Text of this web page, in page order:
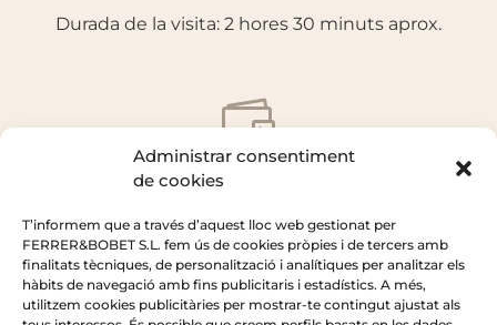
Administrar consentiment
de cookies
T’informem que a través d’aquest lloc web gestionat per
FERRER&BOBET S.L. fem ús de cookies pròpies i de tercers amb
finalitats tècniques, de personalització i analítiques per analitzar els
hàbits de navegació amb fins publicitaris i estadístics. A més,
utilitzem cookies publicitàries per mostrar-te contingut ajustat als
Durada de la visita: 2 hores 30 minuts aprox.


Número de persones